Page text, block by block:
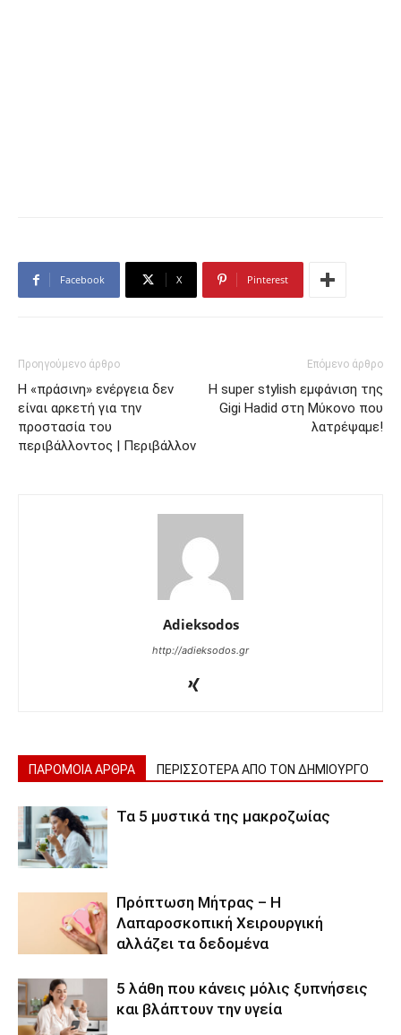
Facebook X Pinterest
Προηγούμενο άρθρο
Η «πράσινη» ενέργεια δεν
είναι αρκετή για την
προστασία του
περιβάλλοντος | Περιβάλλον
Επόμενο άρθρο
Η super stylish εμφάνιση της
Gigi Hadid στη Μύκονο που
λατρέψαμε!
Adieksodos
http://adieksodos.gr
ΠΑΡΟΜΟΙΑ ΑΡΘΡΑ ΠΕΡΙΣΣΟΤΕΡΑ ΑΠΟ ΤΟΝ ΔΗΜΙΟΥΡΓΟ
Τα 5 μυστικά της μακροζωίας
Πρόπτωση Μήτρας – Η
Λαπαροσκοπική Χειρουργική
αλλάζει τα δεδομένα
5 λάθη που κάνεις μόλις ξυπνήσεις
και βλάπτουν την υγεία